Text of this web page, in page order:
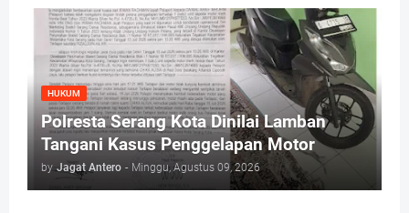
HUKUM
Polresta Serang Kota Dinilai Lamban
Tangani Kasus Penggelapan Motor
by Jagat Antero - Minggu, Agustus 09, 2026